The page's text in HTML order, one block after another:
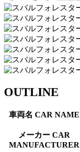
OUTLINE
車両名 CAR NAME
メーカー CAR
MANUFACTURER